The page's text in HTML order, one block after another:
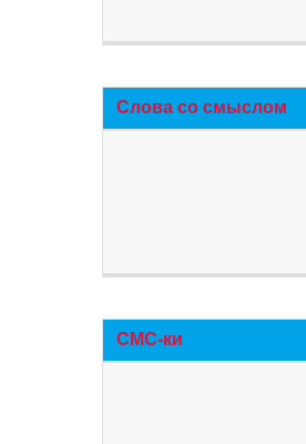
Слова со смыслом
СМС-ки